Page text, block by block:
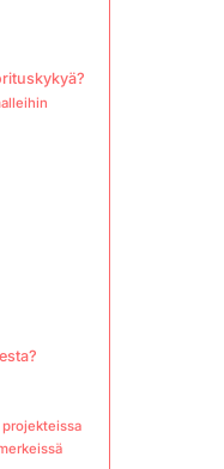
projekteissa